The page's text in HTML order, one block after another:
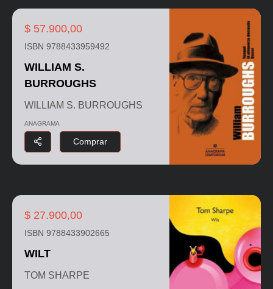
$ 57.900,00
ISBN 9788433959492
WILLIAM S.
BURROUGHS
WILLIAM S. BURROUGHS
ANAGRAMA
Comprar
$ 27.900,00
ISBN 9788433902665
WILT
TOM SHARPE